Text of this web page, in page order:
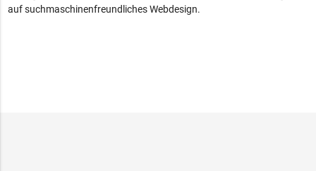
auf suchmaschinenfreundliches Webdesign.